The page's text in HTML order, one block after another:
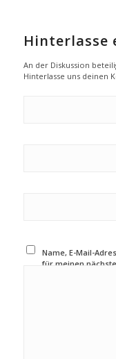
Hinterlasse
An der Diskussion
Hinterlasse uns deinen
Name, E-Mail-
für meinen